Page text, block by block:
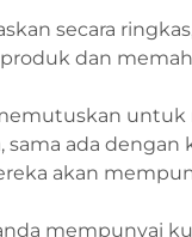
secara
dan
untuk
sama ada
akan
mempunyai